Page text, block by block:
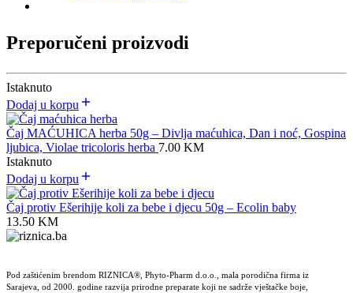
Preporučeni proizvodi
Istaknuto
Dodaj u korpu
Čaj MAĆUHICA herba 50g – Divlja maćuhica, Dan i noć, Gospina
ljubica, Violae tricoloris herba 7.00 KM
Istaknuto
Dodaj u korpu
Čaj protiv Ešerihije koli za bebe i djecu 50g – Ecolin baby
13.50 KM
Pod zaštićenim brendom RIZNICA®, Phyto-Pharm d.o.o., mala porodična firma iz
Sarajeva, od 2000. godine razvija prirodne preparate koji ne sadrže vještačke boje,